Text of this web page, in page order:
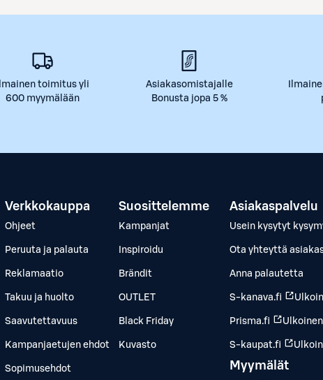
Ilmainen toimitus yli
600 myymälään
Asiakasomistajalle
Bonusta jopa 5 %
Verkkokauppa
Ohjeet
Peruuta ja palauta
Reklamaatio
Takuu ja huolto
Saavutettavuus
Kampanjaetujen ehdot
Sopimusehdot
Suosittelemme
Kampanjat
Inspiroidu
Brändit
OUTLET
Black Friday
Kuvasto
Asiakaspalvelu
Usein kysytyt
Ota yhteyttä
Anna palautetta
S-kanava.fi
Prisma.fi
S-kaupat.fi
Myymälät